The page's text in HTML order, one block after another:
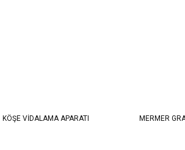
KÖŞE VİDALAMA APARATI MERMER